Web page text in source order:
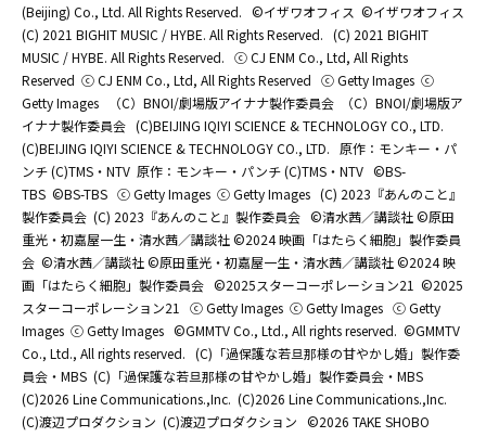
(Beijing) Co., Ltd. All Rights Reserved. ©イザワオフィス ©イザワオフィス
(C) 2021 BIGHIT MUSIC / HYBE. All Rights Reserved. (C) 2021 BIGHIT
MUSIC / HYBE. All Rights Reserved. ⓒ CJ ENM Co., Ltd, All Rights
Reserved ⓒ CJ ENM Co., Ltd, All Rights Reserved ⓒ Getty Images ⓒ
Getty Images
（C）BNOI/劇場版アイナナ製作委員会
（C）BNOI/劇場版ア
イナナ製作委員会 (C)BEIJING IQIYI SCIENCE & TECHNOLOGY CO., LTD.
(C)BEIJING IQIYI SCIENCE & TECHNOLOGY CO., LTD.
原作：モンキー・パ
ンチ (C)TMS・NTV 原作：モンキー・パンチ (C)TMS・NTV ©BS-
TBS ©BS-TBS ⓒ Getty Images ⓒ Getty Images (C) 2023『あんのこと』
製作委員会 (C) 2023『あんのこと』製作委員会 ©清水茜／講談社 ©原田
重光・初嘉屋一生・清水茜／講談社 ©2024 映画「はたらく細胞」製作委員
会 ©清水茜／講談社 ©原田重光・初嘉屋一生・清水茜／講談社 ©2024 映
画「はたらく細胞」製作委員会 ©2025スターコーポレーション21 ©2025
スターコーポレーション21
ⓒ Getty Images ⓒ Getty Images ⓒ Getty
Images ⓒ Getty Images ©GMMTV Co., Ltd., All rights reserved. ©GMMTV
Co., Ltd., All rights reserved. (C)「過保護な若旦那様の甘やかし婚」製作委
員会・MBS (C)「過保護な若旦那様の甘やかし婚」製作委員会・MBS
(C)2026 Line Communications.,Inc. (C)2026 Line Communications.,Inc.
(C)渡辺プロダクション (C)渡辺プロダクション ©2026 TAKE SHOBO